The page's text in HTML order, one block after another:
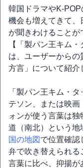
韓国ドラマやK-
機会も増えてきて、
が聞きわけること
【「製パン王キム
は、ユーザーからの
方言」について紹介
「製パン王キム・
テソン、または映画
ォンが使う言葉は
道（南北）という地
国の地図 で位置確認
弁で吹き替えられる
言葉に比べ、抑揚が